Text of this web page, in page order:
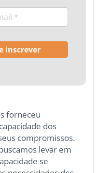
forneceu
dos
compromissos.
levar em
se